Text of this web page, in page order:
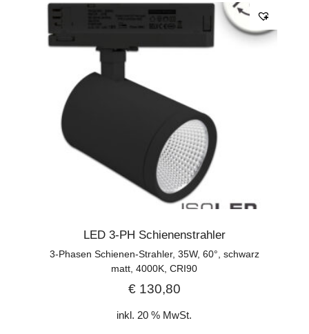
LED 3-PH Schienenstrahler
3-Phasen Schienen-Strahler, 35W, 60°, schwarz
matt, 4000K, CRI90
€130,80
inkl. 20 % MwSt.